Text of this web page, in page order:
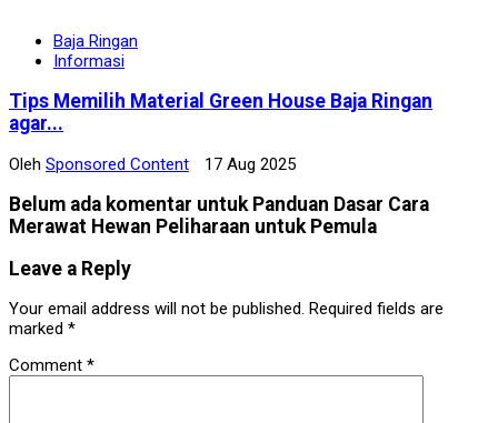
Baja Ringan
Informasi
Tips Memilih Material Green House Baja Ringan
agar...
Oleh Sponsored Content 17 Aug 2025
Belum ada komentar untuk Panduan Dasar Cara
Merawat Hewan Peliharaan untuk Pemula
Leave a Reply
Your email address will not be published. Required fields are
marked *
Comment *